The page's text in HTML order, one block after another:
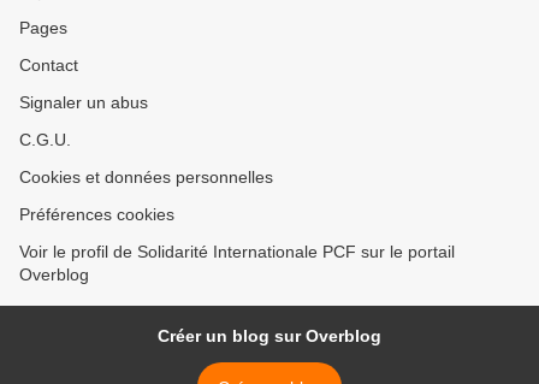
Pages
Contact
Signaler un abus
C.G.U.
Cookies et données personnelles
Préférences cookies
Voir le profil de Solidarité Internationale PCF sur le portail
Overblog
Créer un blog sur Overblog